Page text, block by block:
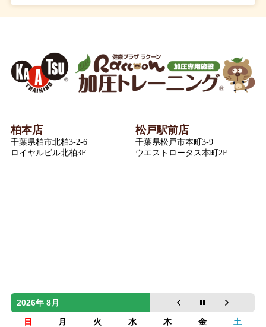
柏本店
千葉県柏市北柏3-2-6
ロイヤルビル北柏3F
松戸駅前店
千葉県松戸市本町3-9
ウエストロータス本町2F
2026年 8月
日
月 火 水 木 金
土